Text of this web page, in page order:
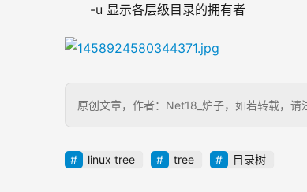
-u 显示各层级目录的拥有者
原创文章，作者：Net18_炉子，如若转载，
linux tree tree 目录树